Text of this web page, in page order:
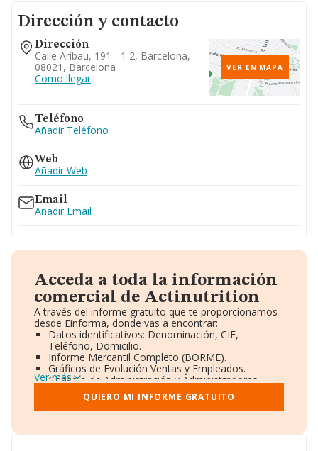
Dirección y contacto
Dirección
Calle Aribau, 191 - 1 2, Barcelona,
08021, Barcelona
Como llegar
VER EN MAPA
Teléfono
Añadir Teléfono
Web
Añadir Web
Email
Añadir Email
Acceda a toda la información
comercial de Actinutrition
A través del informe gratuito que te proporcionamos
desde Einforma, donde vas a encontrar:
Datos identificativos: Denominación, CIF,
Teléfono, Domicilio.
Informe Mercantil Completo (BORME).
Gráficos de Evolución Ventas y Empleados.
Consejo de Administración y Administradores.
Directivos y Ejecutivos.
Accionistas.
Participaciones y Vinculaciones en otras empresas.
Información oficial y registral complementaria.
Ver más
QUIERO MI INFORME GRATUITO